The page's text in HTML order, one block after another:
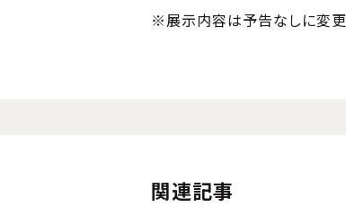
※展示内容は予告なしに変更
関連記事